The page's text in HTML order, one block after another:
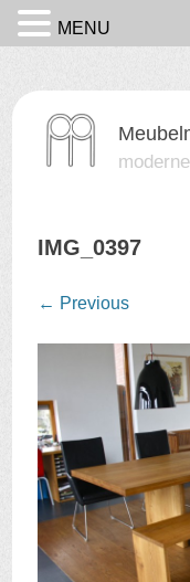
IMG_0397
17
← Previous
MENU